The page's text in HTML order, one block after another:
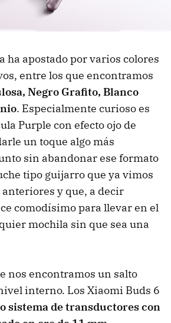
ha apostado por varios colores
entre los que encontramos
Negro Grafito, Blanco
. Especialmente curioso es
Purple con efecto ojo de
un toque algo más
sin abandonar ese formato
tipo guijarro que ya vimos
y que, a decir
comodísimo para llevar en el
mochila sin que sea una
nos encontramos un salto
interno. Los Xiaomi Buds 6
sistema de transductores con